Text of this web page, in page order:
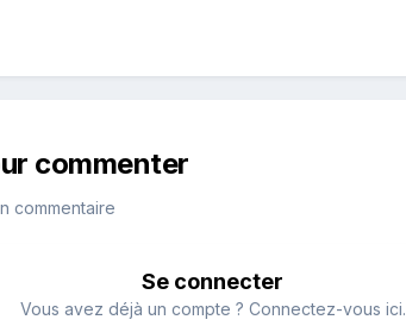
commenter
commentaire
Se connecter
Vous avez déjà un compte ? Connectez-vous ici.